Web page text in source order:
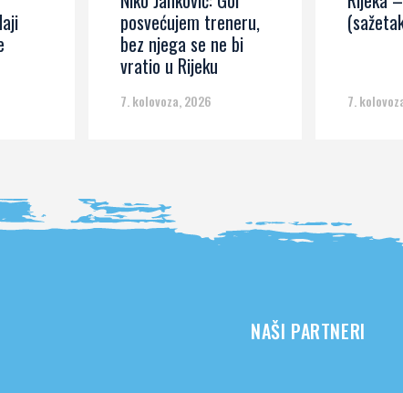
posvećujem treneru,
bez njega se ne bi
vratio u Rijeku
7. kolovoza, 2026 7.
NAŠI PARTNERI